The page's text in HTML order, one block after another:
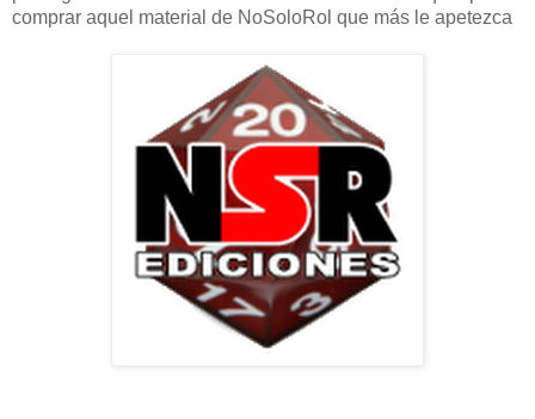
comprar aquel material de NoSoloRol que más le apetezca